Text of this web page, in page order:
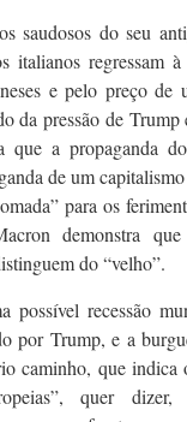
saudosos do seu
italianos regressam
e pelo preço de
da pressão de
que a propaganda
de um
para os
demonstra
do “velho”.
possível recessão
por Trump, e a
caminho, que indica
quer